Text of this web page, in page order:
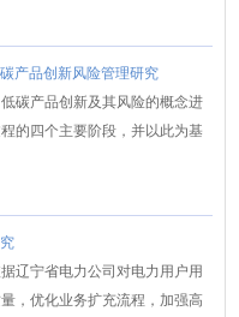
产品创新风险管理研究
碳产品创新及其风险的概念进
的四个主要阶段，并以此为基
辽宁省电力公司对电力用户用
，优化业务扩充流程，加强高